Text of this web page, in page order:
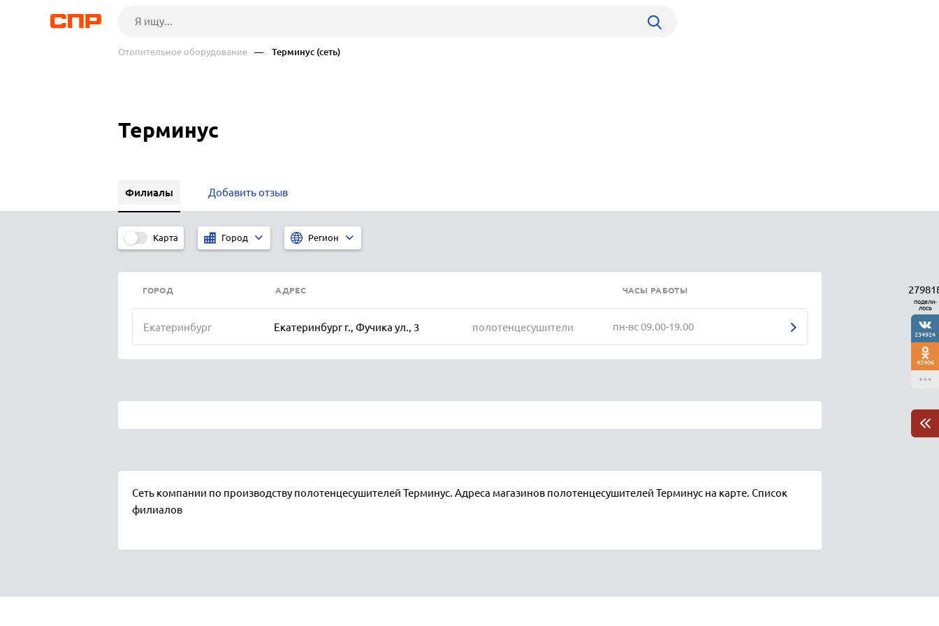
Отопительное оборудование — Терминус (сеть)
Терминус
Филиалы Добавить отзыв
Карта Город Регион
ГОРОД АДРЕС ЧАСЫ РАБОТЫ
Екатеринбург Екатеринбург г., Фучика ул., 3 полотенцесушители пн-вс 09.00-19.00
Сеть компании по производству полотенцесушителей Терминус. Адреса магазинов полотенцесушителей Терминус на карте. Список
филиалов
подели-
лось
234924
42406